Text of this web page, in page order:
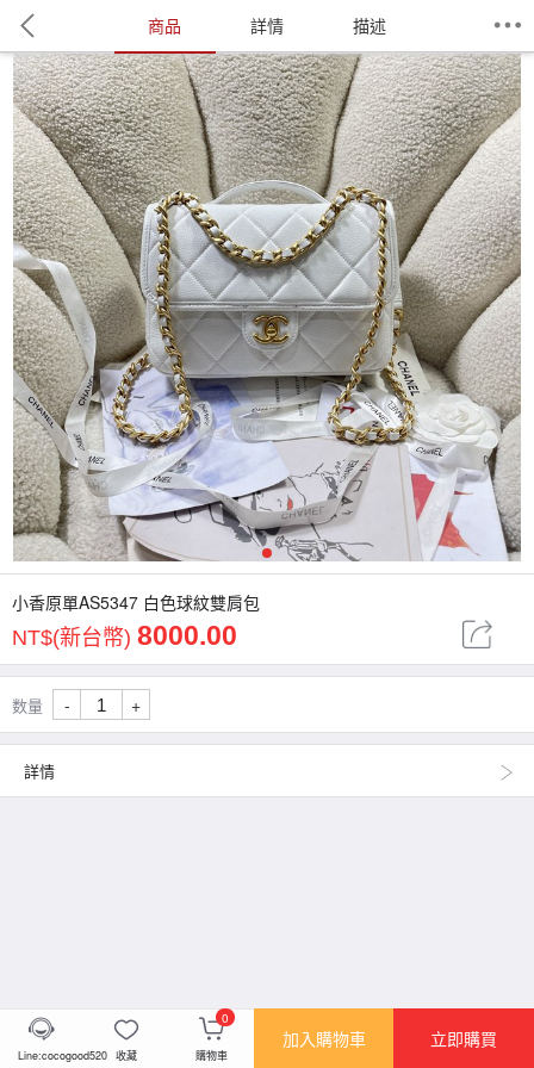
商品 詳情 描述
1
小香原單AS5347 白色球紋雙肩包
NT$(新台幣) 8000.00
数量 - +
詳情
Line:cocogood520 收藏
0
購物車
加入購物車 立即購買